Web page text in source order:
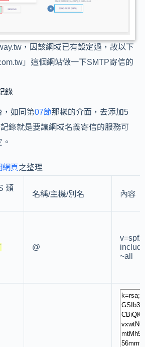
，因該網域已有設定過，故以下
」這個網站做一下SMTP寄信的
錄
，如同第07節那樣的介面，去添加5
錄就是要讓網域名義寄信的服務可
網頁之整理
類
名稱/主機/別名 內容
@
~all